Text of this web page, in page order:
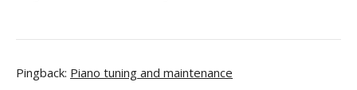
Pingback: Piano tuning and maintenance